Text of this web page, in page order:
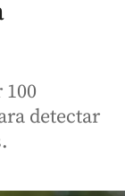
detectar